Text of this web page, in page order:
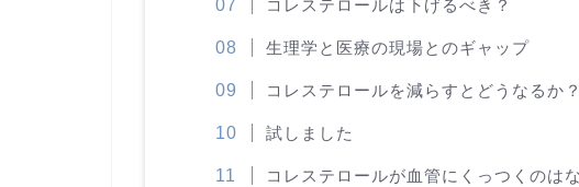
コレステロールは下げるべき？
生理学と医療の現場とのギャップ
コレステロールを減らすとどうなるか？
試しました
コレステロールが血管にくっつくのは